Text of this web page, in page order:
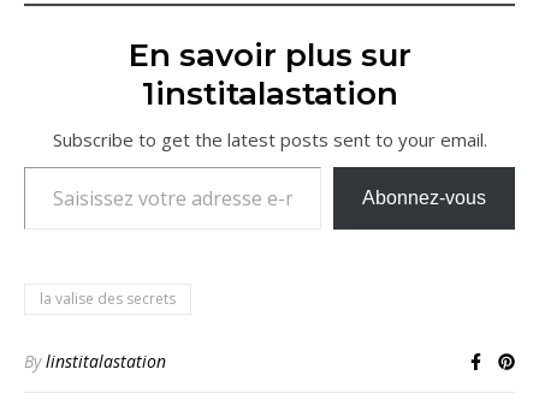
En savoir plus sur
1institalastation
Subscribe to get the latest posts sent to your email.
Saisissez votre adresse e-mail…
Abonnez-vous
la valise des secrets
Bylinstitalastation